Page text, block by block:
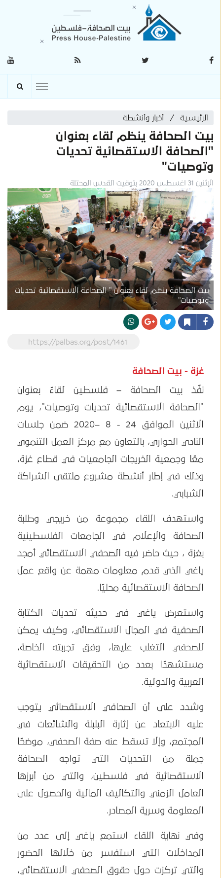
الرئيسية أخبار وأنشطة
بيت الصحافة ينظم لقاء بعنوان
"الصحافة الاستقصائية تحديات
وتوصيات"
الإثنين 31 اغسطس 2020 بتوقيت القدس المحتلة
بيت الصحافة ينظم لقاء بعنوان " الصحافة الاستقصائية تحديات
وتوصيات"
https://palbas.org/post/1461
غزة - بيت الصحافة
نفّذ بيت الصحافة – فلسطين لقاءً بعنوان
"الصحافة الاستقصائية تحديات وتوصيات"، يوم
الاثنين الموافق 24 - 8 –2020 ضمن جلسات
النادي الحواري، بالتعاون مع مركز العمل التنموي
معًا وجمعية الخريجات الجامعيات في قطاع غزة،
وذلك في إطار أنشطة مشروع ملتقى الشراكة
الشبابي.
واستهدف اللقاء مجموعة من خريجي وطلبة
الصحافة والإعلام في الجامعات الفلسطينية
بغزة ، حيث حاضر فيه الصحفي الاستقصائي أمجد
ياغي الذي قدم معلومات مهمة عن واقع عمل
الصحافة الاستقصائية محليًا.
واستعرض ياغي في حديثه تحديات الكتابة
الصحفية في المجال الاستقصائي، وكيف يمكن
للصحفي التغلب عليها، وفق تجربته الخاصة،
مستشهدًا بعدد من التحقيقات الاستقصائية
العربية والدولية.
وشدد على أن الصحافي الاستقصائي يتوجب
عليه الابتعاد عن إثارة البلبلة والشائعات في
المجتمع، وإلا تسقط عنه صفة الصحفي، موضحًا
جملة من التحديات التي تواجه الصحافة
الاستقصائية في فلسطين، والتي من أبرزها
العامل الزمني والتكاليف المالية والحصول على
المعلومة وسرية المصادر.
وفي نهاية اللقاء استمع ياغي إلى عدد من
المداخلات التي استفسر من خلالها الحضور
والتي تركزت حول حقوق الصحفي الاستقصائي،